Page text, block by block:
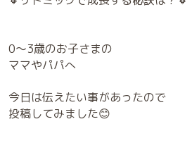
0～3歳のお子さまの
ママやパパへ
今日は伝えたい事があったので
投稿してみました😊